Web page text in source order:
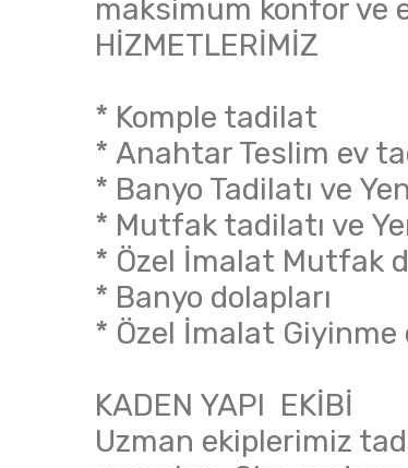
maksimum konfor ve
HİZMETLERİMİZ
* Komple tadilat
* Anahtar Teslim ev
* Banyo Tadilatı ve
* Mutfak tadilatı ve
* Özel İmalat Mutfak
* Banyo dolapları
* Özel İmalat Giyinme
KADEN YAPI EKİBİ
Uzman ekiplerimiz